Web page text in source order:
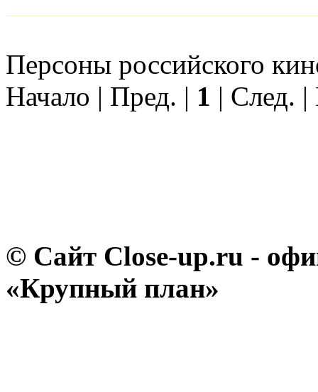
Персоны российского
Начало | Пред. | 1 | След.
© Сайт Close-up.ru -
«Крупный план»